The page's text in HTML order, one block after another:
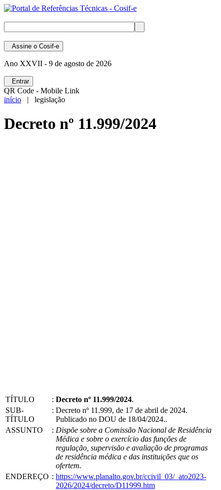
Assine o Cosif-e
Ano XXVII - 9 de agosto de 2026
Entrar
QR Code - Mobile Link
início | legislação
Decreto nº 11.999/2024
TÍTULO : Decreto nº 11.999/2024.
SUB-
TÍTULO
: Decreto nº 11.999, de 17 de abril de 2024.
Publicado no DOU de 18/04/2024..
ASSUNTO
: Dispõe sobre a Comissão Nacional de Residência
Médica e sobre o exercício das funções de
regulação, supervisão e avaliação de programas
de residência médica e das instituições que os
ofertem.
ENDEREÇO : https://www.planalto.gov.br/ccivil_03/_ato2023-
2026/2024/decreto/D11999.htm